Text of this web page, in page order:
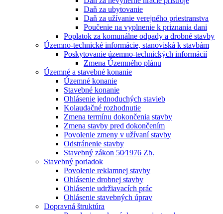
Daň za ubytovanie
Daň za užívanie verejného priestranstva
Poučenie na vyplnenie k priznania dani
Poplatok za komunálne odpady a drobné stavby
Územno-technické informácie, stanoviská k stavbám
Poskytovanie územno-technických informácií
Zmena Územného plánu
Územné a stavebné konanie
Územné konanie
Stavebné konanie
Ohlásenie jednoduchých stavieb
Kolaudačné rozhodnutie
Zmena termínu dokončenia stavby
Zmena stavby pred dokončením
Povolenie zmeny v užívaní stavby
Odstránenie stavby
Stavebný zákon 50⁄1976 Zb.
Stavebný poriadok
Povolenie reklamnej stavby
Ohlásenie drobnej stavby
Ohlásenie udržiavacích prác
Ohlásenie stavebných úprav
Dopravná štruktúra